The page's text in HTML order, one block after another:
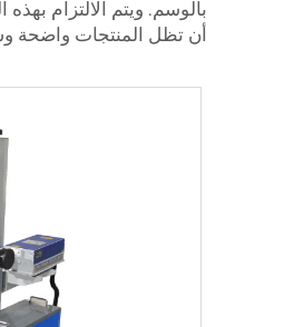
أن تظل المنتجات واضحة